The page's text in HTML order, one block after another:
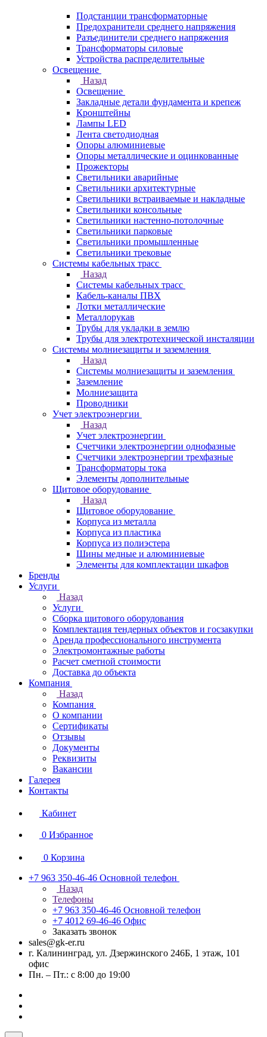
Подстанции трансформаторные
Предохранители среднего напряжения
Разъединители среднего напряжения
Трансформаторы силовые
Устройства распределительные
Освещение
Назад
Освещение
Закладные детали фундамента и крепеж
Кронштейны
Лампы LED
Лента светодиодная
Опоры алюминиевые
Опоры металлические и оцинкованные
Прожекторы
Светильники аварийные
Светильники архитектурные
Светильники встраиваемые и накладные
Светильники консольные
Светильники настенно-потолочные
Светильники парковые
Светильники промышленные
Светильники трековые
Системы кабельных трасс
Назад
Системы кабельных трасс
Кабель-каналы ПВХ
Лотки металлические
Металлорукав
Трубы для укладки в землю
Трубы для электротехнической инсталяции
Системы молниезащиты и заземления
Назад
Системы молниезащиты и заземления
Заземление
Молниезащита
Проводники
Учет электроэнергии
Назад
Учет электроэнергии
Счетчики электроэнергии однофазные
Счетчики электроэнергии трехфазные
Трансформаторы тока
Элементы дополнительные
Щитовое оборудование
Назад
Щитовое оборудование
Корпуса из металла
Корпуса из пластика
Корпуса из полиэстера
Шины медные и алюминиевые
Элементы для комплектации шкафов
Бренды
Услуги
Назад
Услуги
Сборка щитового оборудования
Комплектация тендерных объектов и госзакупки
Аренда профессионального инструмента
Электромонтажные работы
Расчет сметной стоимости
Доставка до объекта
Компания
Назад
Компания
О компании
Сертификаты
Отзывы
Документы
Реквизиты
Вакансии
Галерея
Контакты
Кабинет
0 Избранное
0 Корзина
+7 963 350-46-46 Основной телефон
Назад
Телефоны
+7 963 350-46-46 Основной телефон
+7 4012 69-46-46 Офис
Заказать звонок
sales@gk-er.ru
г. Калининград, ул. Дзержинского 246Б, 1 этаж, 101
офис
Пн. – Пт.: с 8:00 до 19:00